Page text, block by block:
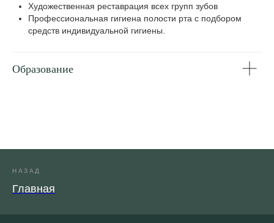
Художественная реставрация всех групп зубов
Профессиональная гигиена полости рта с подбором
средств индивидуальной гигиены.
Образование
НАЗАД
Главная
КТ вподарок!
Для взрослых и детей